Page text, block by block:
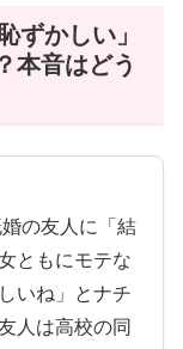
ずかしい」
本音はどう
の友人に「結
ともにモテな
いね」とナチ
人は高校の同